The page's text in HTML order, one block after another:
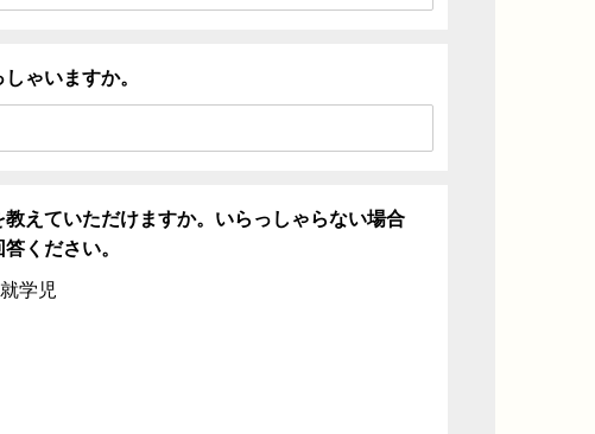
ゃいますか。
教えていただけますか。いらっしゃらない場合
ください。
学児